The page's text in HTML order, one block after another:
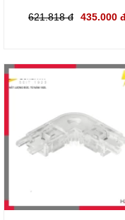
621.818 đ 435.000